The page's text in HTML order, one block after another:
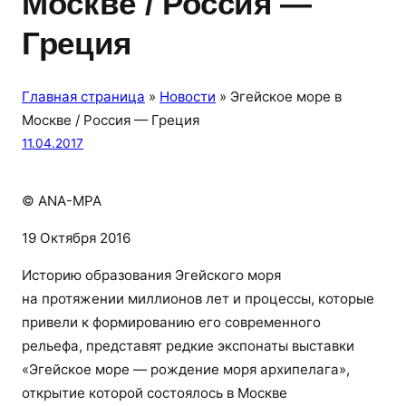
Греция
Главная страница » Новости » Эгейское море в
Москве / Россия — Греция
11.04.2017
© ANA-MPA
19 Октября 2016
Историю образования Эгейского моря
на протяжении миллионов лет и процессы, которые
привели к формированию его современного
рельефа, представят редкие экспонаты выставки
«Эгейское море — рождение моря архипелага»,
открытие которой состоялось в Москве